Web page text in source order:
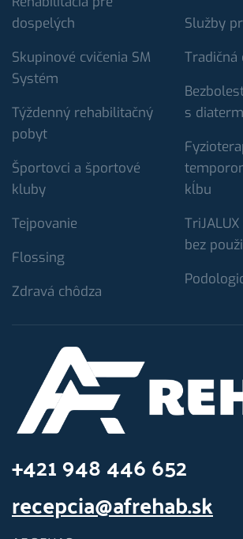
dospelých
Skupinové cvičenia SM
Systém
Týždenný rehabilitačný
pobyt
Športovci a športové
kluby
Tejpovanie
Flossing
Zdravá chôdza
Služby
Tradičná
s
kĺbu
bez
+421 948 446 652
recepcia@afrehab.sk